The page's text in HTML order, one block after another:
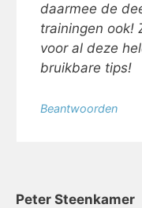
daarmee de
trainingen ook!
voor al deze
bruikbare tips!
Beantwoorden
Peter Steenkamer